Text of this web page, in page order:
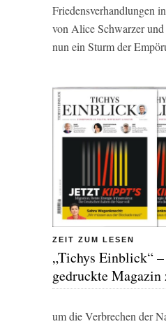
Friedensverhandlungen
von Alice Schwarzer
nun ein Sturm der
ZEIT ZUM LESEN
„Tichys Einblick“
gedruckte Magazin
um die Verbrechen der